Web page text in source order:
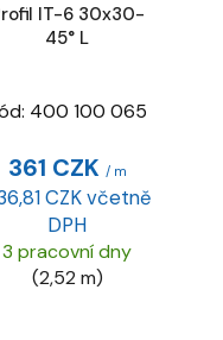
IT-6 30x30-
45° L
400 100 065
361 CZK / m
CZK včetně
DPH
3 pracovní dny
(2,52 m)